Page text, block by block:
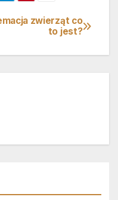
zwierząt co
to jest?